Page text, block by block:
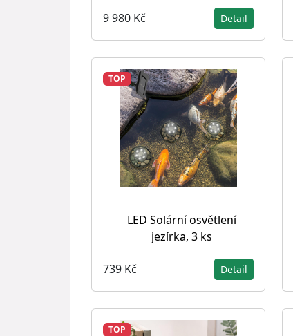
9 980 Kč Detail
TOP
LED Solární osvětlení
jezírka, 3 ks
739 Kč Detail
TOP